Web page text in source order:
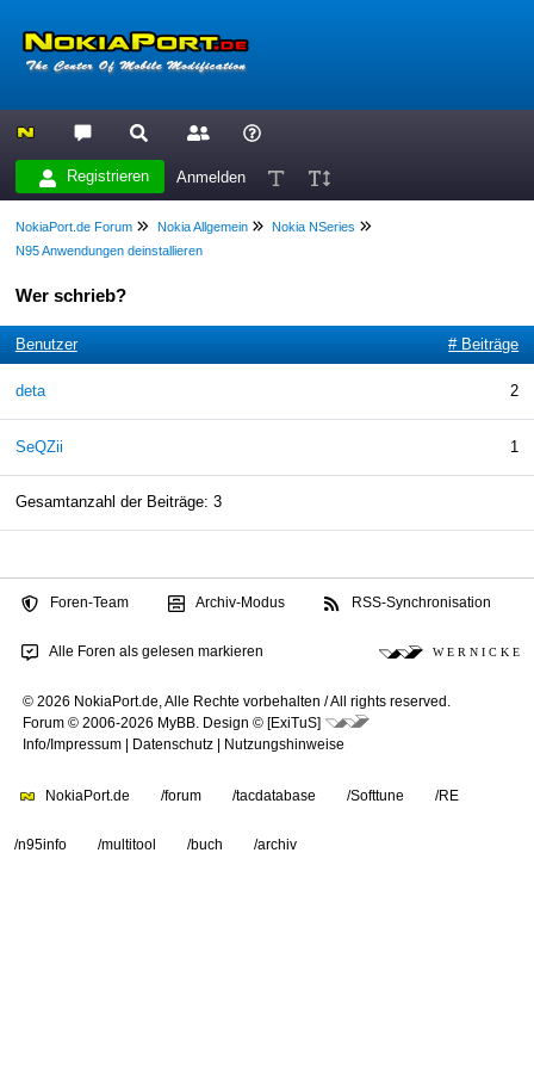
Registrieren Anmelden
NokiaPort.de Forum Nokia Allgemein
Nokia NSeries
N95 Anwendungen deinstallieren
Wer schrieb?
Benutzer # Beiträge
deta 2
SeQZii 1
Gesamtanzahl der Beiträge: 3
Foren-Team Archiv-Modus RSS-Synchronisation
Alle Foren als gelesen markieren W E R N I C K E
© 2026 NokiaPort.de, Alle Rechte vorbehalten /All rights reserved.
Forum © 2006-2026 MyBB
Design © [ExiTuS]
Info/Impressum
Datenschutz Nutzungshinweise
NokiaPort.de /forum /tacdatabase /Softtune /RE
/n95info /multitool /buch /archiv